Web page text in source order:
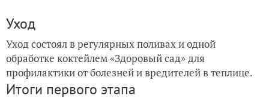
Уход
Уход состоял в регулярных поливах и одной
обработке коктейлем «Здоровый сад» для
профилактики от болезней и вредителей в теплице.
Итоги первого этапа